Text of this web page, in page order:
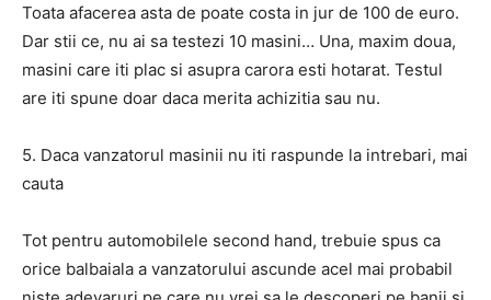
Toata afacerea asta de poate costa in jur de 100 de euro.
Dar stii ce, nu ai sa testezi 10 masini… Una, maxim doua,
masini care iti plac si asupra carora esti hotarat. Testul
are iti spune doar daca merita achizitia sau nu.
5. Daca vanzatorul masinii nu iti raspunde la intrebari, mai
cauta
Tot pentru automobilele second hand, trebuie spus ca
orice balbaiala a vanzatorului ascunde acel mai probabil